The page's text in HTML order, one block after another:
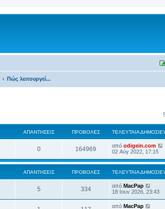
Πώς λειτουργεί...
ΑΠΑΝΤΉΣΕΙΣ ΠΡΟΒΟΛΈΣ ΤΕΛΕΥΤΑΊΑ
0 164969 από odigein.com
02 Αύγ 2022, 17:15
ΑΠΑΝΤΉΣΕΙΣ ΠΡΟΒΟΛΈΣ ΤΕΛΕΥΤΑΊΑ
5 334 από MacPap
18 Ιουν 2026, 23:43
από MacPap